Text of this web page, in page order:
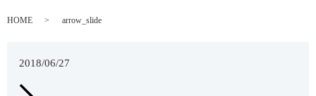
HOME arrow_slide
2018/06/27